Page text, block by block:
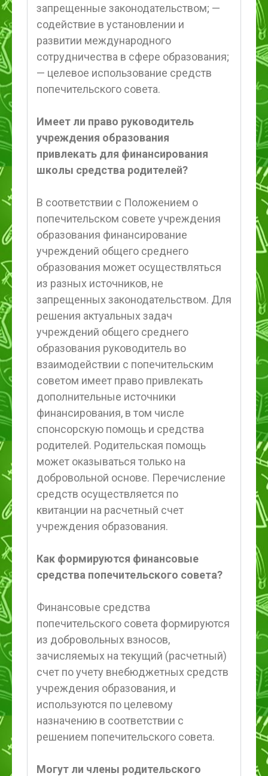
запрещенные законодательством; —
содействие в установлении и
развитии международного
сотрудничества в сфере образования;
— целевое использование средств
попечительского совета.
Имеет ли право руководитель
учреждения образования
привлекать для финансирования
школы средства родителей?
В соответствии с Положением о
попечительском совете учреждения
образования финансирование
учреждений общего среднего
образования может осуществляться
из разных источников, не
запрещенных законодательством. Для
решения актуальных задач
учреждений общего среднего
образования руководитель во
взаимодействии с попечительским
советом имеет право привлекать
дополнительные источники
финансирования, в том числе
спонсорскую помощь и средства
родителей. Родительская помощь
может оказываться только на
добровольной основе. Перечисление
средств осуществляется по
квитанции на расчетный счет
учреждения образования.
Как формируются финансовые
средства попечительского совета?
Финансовые средства
попечительского совета формируются
из добровольных взносов,
зачисляемых на текущий (расчетный)
счет по учету внебюджетных средств
учреждения образования, и
используются по целевому
назначению в соответствии с
решением попечительского совета.
Могут ли члены родительского